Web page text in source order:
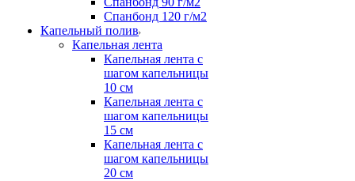
Спанбонд 120 г/м2
Капельный полив
Капельная лента
Капельная лента с
шагом капельницы
10 см
Капельная лента с
шагом капельницы
15 см
Капельная лента с
шагом капельницы
20 см